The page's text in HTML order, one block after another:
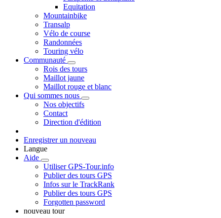
Equitation
Mountainbike
Transalp
Vélo de course
Randonnées
Touring vélo
Communauté
Rois des tours
Maillot jaune
Maillot rouge et blanc
Qui sommes nous
Nos objectifs
Contact
Direction d'édition
Enregistrer un nouveau
Langue
Aide
Utiliser GPS-Tour.info
Publier des tours GPS
Infos sur le TrackRank
Publier des tours GPS
Forgotten password
nouveau tour